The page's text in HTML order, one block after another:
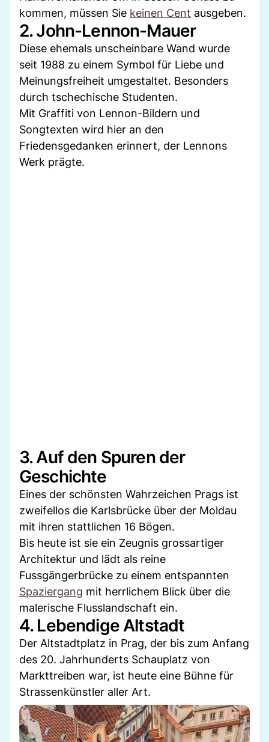
kommen, müssen Sie keinen Cent ausgeben.
2. John-Lennon-Mauer
Diese ehemals unscheinbare Wand wurde
seit 1988 zu einem Symbol für Liebe und
Meinungsfreiheit umgestaltet. Besonders
durch tschechische Studenten.
Mit Graffiti von Lennon-Bildern und
Songtexten wird hier an den
Friedensgedanken erinnert, der Lennons
Werk prägte.
3. Auf den Spuren der
Geschichte
Eines der schönsten Wahrzeichen Prags ist
zweifellos die Karlsbrücke über der Moldau
mit ihren stattlichen 16 Bögen.
Bis heute ist sie ein Zeugnis grossartiger
Architektur und lädt als reine
Fussgängerbrücke zu einem entspannten
Spaziergang mit herrlichem Blick über die
malerische Flusslandschaft ein.
4. Lebendige Altstadt
Der Altstadtplatz in Prag, der bis zum Anfang
des 20. Jahrhunderts Schauplatz von
Markttreiben war, ist heute eine Bühne für
Strassenkünstler aller Art.